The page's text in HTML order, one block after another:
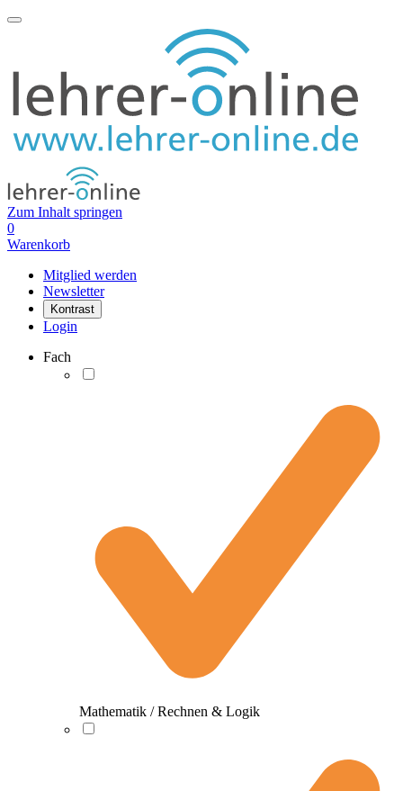
Zum Inhalt springen
0
Warenkorb
Mitglied werden
Newsletter
Kontrast
Login
Fach
Mathematik / Rechnen & Logik